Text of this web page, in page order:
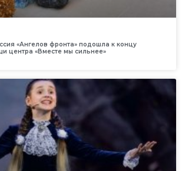
«Ангелов фронта» подошла к концу
центра «Вместе мы сильнее»